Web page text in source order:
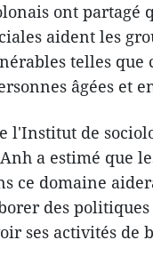
ont partagé
aident les
telles que
âgées et
l'Institut de
a estimé que
ce domaine
des
ses activités de